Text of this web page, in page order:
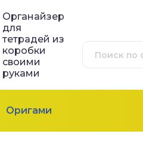
Органайзер
для
тетрадей из
коробки
своими
руками
Оригами